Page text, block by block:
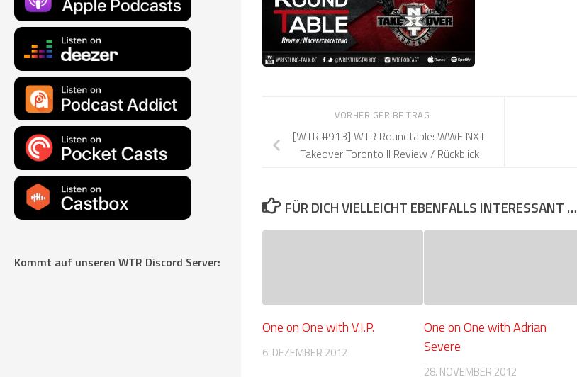
VORHERIGER BEITRAG
[WTR #913] WTR Roundtable: WWE NXT
Takeover Toronto II Review / Rückblick
FÜR DICH VIELLEICHT EBENFALLS INTERESSANT …
One on One with V.I.P.
6. DEZEMBER 2012
One on One with Adrian
Severe
28. NOVEMBER 2012
Kommt auf unseren WTR Discord Server: